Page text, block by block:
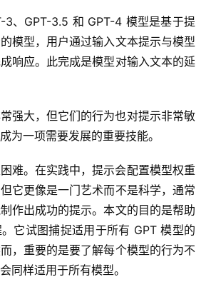
注册
3、GPT-3.5 和 GPT-4 模型是基于提
模型，用户通过输入文本提示与模型
响应。此完成是模型对输入文本的延
强大，但它们的行为也对提示非常敏
为一项需要发展的重要技能。
难。在实践中，提示会配置模型权重
它更像是一门艺术而不是科学，通常
作出成功的提示。本文的目的是帮助
它试图捕捉适用于所有 GPT 模型的
，重要的是要了解每个模型的行为不
同样适用于所有模型。